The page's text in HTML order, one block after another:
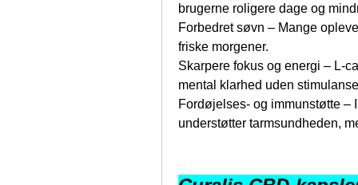
brugerne roligere dage og
Forbedret søvn – Mange
friske morgener.
Skarpere fokus og energi – L-
mental klarhed uden
Fordøjelses- og immunstøtte
understøtter tarmsundheden,